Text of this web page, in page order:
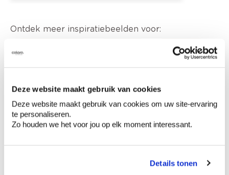
Deze website maakt gebruik van cookies
Deze website maakt gebruik van cookies om uw site-ervaring
te personaliseren.
Zo houden we het voor jou op elk moment interessant.
Details tonen
Ontdek meer inspiratiebeelden voor:
Oranje